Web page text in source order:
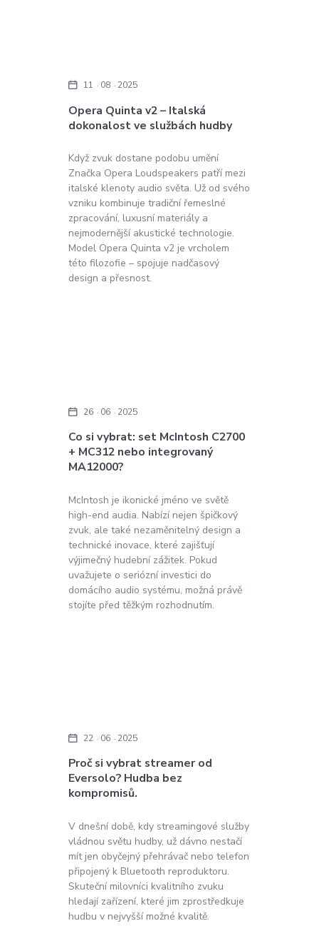
Opera Quinta v2 – Italská
dokonalost ve službách hudby
11 08 2025
Když zvuk dostane podobu umění
Značka Opera Loudspeakers patří mezi
italské klenoty audio světa. Už od svého
vzniku kombinuje tradiční řemeslné
zpracování, luxusní materiály a
nejmodernější akustické technologie.
Model Opera Quinta v2 je vrcholem
této filozofie – spojuje nadčasový
design a přesnost.
Co si vybrat: set McIntosh C2700
+ MC312 nebo integrovaný
MA12000?
26 06 2025
McIntosh je ikonické jméno ve světě
high-end audia. Nabízí nejen špičkový
zvuk, ale také nezaměnitelný design a
technické inovace, které zajišťují
výjimečný hudební zážitek. Pokud
uvažujete o seriózní investici do
domácího audio systému, možná právě
stojíte před těžkým rozhodnutím.
Proč si vybrat streamer od
Eversolo? Hudba bez
kompromisů.
22 06 2025
V dnešní době, kdy streamingové služby
vládnou světu hudby, už dávno nestačí
mít jen obyčejný přehrávač nebo telefon
připojený k Bluetooth reproduktoru.
Skuteční milovníci kvalitního zvuku
hledají zařízení, které jim zprostředkuje
hudbu v nejvyšší možné kvalitě.